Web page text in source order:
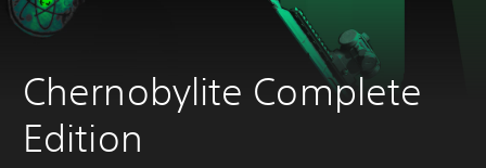
Chernobylite Complete
Edition